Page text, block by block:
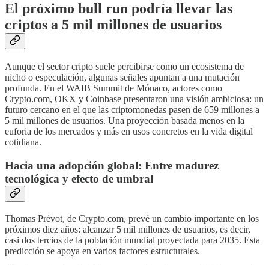
El próximo bull run podría llevar las
criptos a 5 mil millones de usuarios
Aunque el sector cripto suele percibirse como un ecosistema de
nicho o especulación, algunas señales apuntan a una mutación
profunda. En el WAIB Summit de Mónaco, actores como
Crypto.com, OKX y Coinbase presentaron una visión ambiciosa: un
futuro cercano en el que las criptomonedas pasen de 659 millones a
5 mil millones de usuarios. Una proyección basada menos en la
euforia de los mercados y más en usos concretos en la vida digital
cotidiana.
Hacia una adopción global: Entre madurez
tecnológica y efecto de umbral
Thomas Prévot, de Crypto.com, prevé un cambio importante en los
próximos diez años: alcanzar 5 mil millones de usuarios, es decir,
casi dos tercios de la población mundial proyectada para 2035. Esta
predicción se apoya en varios factores estructurales.